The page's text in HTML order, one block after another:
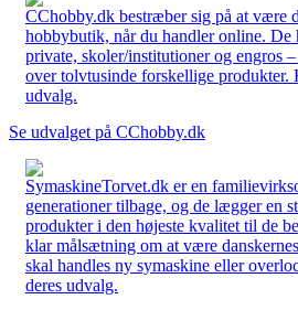
CChobby.dk bestræber sig på at være
hobbybutik, når du handler online. De
private, skoler/institutioner og engros
over tolvtusinde forskellige produkter.
udvalg.
Se udvalget på CChobby.dk
SymaskineTorvet.dk er en
generationer tilbage, og de lægger en
produkter i den højeste kvalitet til de
klar målsætning om at være
skal handles ny symaskine eller
deres udvalg.